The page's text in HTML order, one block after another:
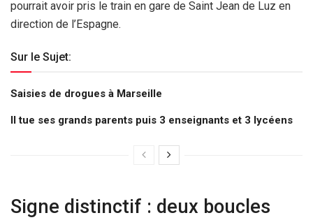
pourrait avoir pris le train en gare de Saint Jean de Luz en
direction de l’Espagne.
Sur le Sujet:
Saisies de drogues à Marseille
Il tue ses grands parents puis 3 enseignants et 3 lycéens
Signe distinctif : deux boucles